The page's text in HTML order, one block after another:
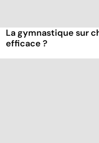
La gymnastique sur
efficace ?